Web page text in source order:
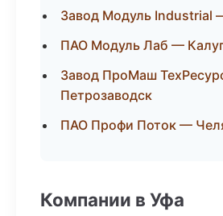
Завод Модуль Industrial
ПАО Модуль Лаб —
Завод ПроМаш
Петрозаводск
ПАО Профи Поток —
Компании в Уфа